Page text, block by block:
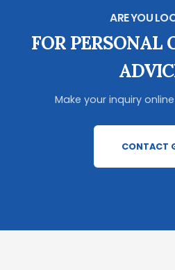
ARE YOU
FOR PERSONAL
Make your inquiry
CONTACT